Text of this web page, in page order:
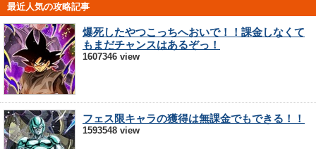
最近人気の攻略記事
爆死したやつこっちへおいで！！課金しなくて
もまだチャンスはあるぞっ！
1607346 view
フェス限キャラの獲得は無課金でもできる！！
1593548 view